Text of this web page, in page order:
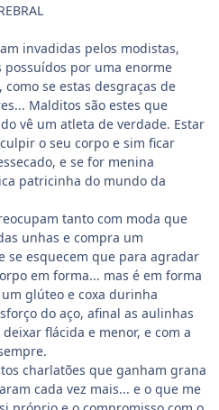
invadidas pelos modistas,
por uma enorme
se estas desgraças de
Malditos são estes que
vê um atleta de verdade. Estar
o seu corpo e sim ficar
e se for menina
patricinha do mundo da
tanto com moda que
unhas e compra um
se esquecem que para agradar
em forma... mas é em forma
glúteo e coxa durinha
do aço, afinal as aulinhas
flácida e menor, e com a
charlatões que ganham grana
cada vez mais... e o que me